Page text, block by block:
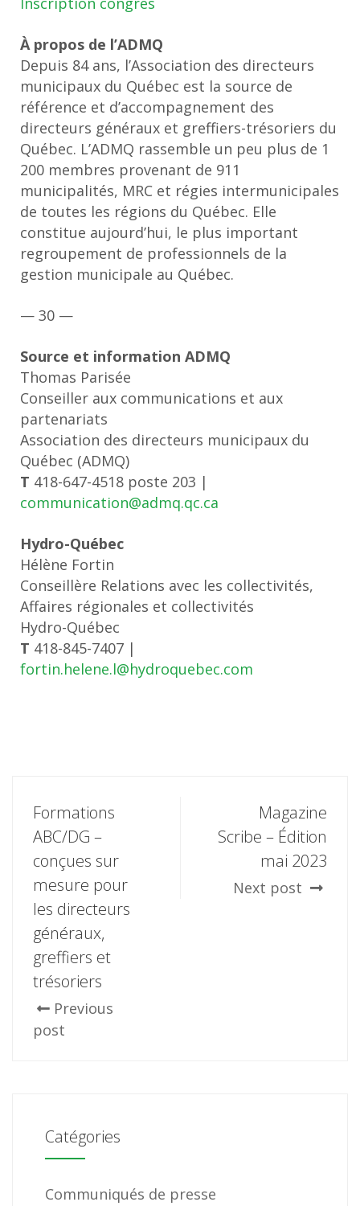
À propos de l’ADMQ
Depuis 84 ans, l’Association des directeurs
municipaux du Québec est la source de
référence et d’accompagnement des
directeurs généraux et greffiers-trésoriers du
Québec. L’ADMQ rassemble un peu plus de 1
200 membres provenant de 911
municipalités, MRC et régies intermunicipales
de toutes les régions du Québec. Elle
constitue aujourd’hui, le plus important
regroupement de professionnels de la
gestion municipale au Québec.
— 30 —
Source et information ADMQ
Thomas Parisée
Conseiller aux communications et aux
partenariats
Association des directeurs municipaux du
Québec (ADMQ)
T 418-647-4518 poste 203 |
communication@admq.qc.ca
Hydro-Québec
Hélène Fortin
Conseillère Relations avec les collectivités,
Affaires régionales et collectivités
Hydro-Québec
T 418-845-7407 |
fortin.helene.l@hydroquebec.com
Formations
ABC/DG –
conçues sur
mesure pour
les directeurs
généraux,
greffiers et
trésoriers
Previous
post
Magazine
Scribe – Édition
mai 2023
Next post
Catégories
Communiqués de presse